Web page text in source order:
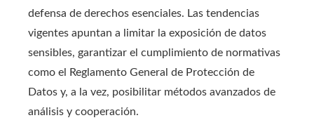
defensa de derechos esenciales. Las tendencias
vigentes apuntan a limitar la exposición de datos
sensibles, garantizar el cumplimiento de normativas
como el Reglamento General de Protección de
Datos y, a la vez, posibilitar métodos avanzados de
análisis y cooperación.